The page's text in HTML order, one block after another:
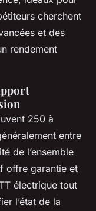
cherchent
et des
rendement
250 à
entre
de l’ensemble
offre garantie et
électrique tout
l’état de la